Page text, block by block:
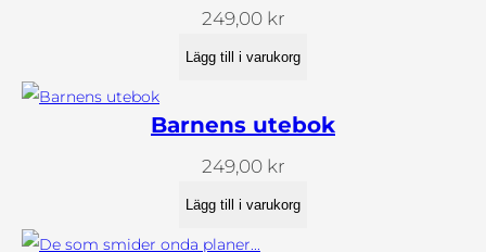
.
249,00 kr
Lägg till i varukorg
Barnens utebok
249,00 kr
Lägg till i varukorg